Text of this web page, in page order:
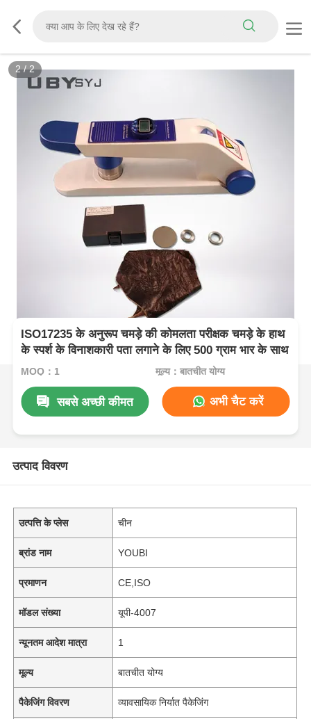
2/2
ISO17235 के अनुरूप चमड़े की कोमलता परीक्षक चमड़े के हाथ
के स्पर्श के विनाशकारी पता लगाने के लिए 500 ग्राम भार के साथ
MOQ：1 मूल्य：बातचीत योग्य
सबसे अच्छी कीमत अभी चैट करें
उत्पाद विवरण
उत्पत्ति के प्लेस चीन
ब्रांड नाम YOUBI
प्रमाणन CE,ISO
मॉडल संख्या यूपी-4007
न्यूनतम आदेश मात्रा 1
मूल्य बातचीत योग्य
पैकेजिंग विवरण व्यावसायिक निर्यात पैकेजिंग